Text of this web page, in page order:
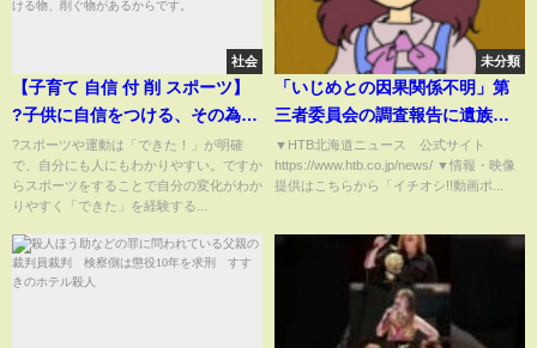
社会
【子育て 自信 付 削 スポーツ】
?子供に自信をつける、その為に
子育て時にはスポーツをすると
良い♪とお伝えしています。でも
選択は吟味が必要。理由はスポ
物があるからです。
?スポーツや運動は「できた！」が明確
で、自分にも人にもわかりやすい。ですか
らスポーツをすることで自分の変化がわか
りやすく「できた」を経験する...
未分類
「いじめとの因果関係不明」第
三者委員会の調査報告に遺族側
が反論 旭川・女子中学生凍死
▼HTB北海道ニュース 公式サイト
https://www.htb.co.jp/news/ ▼情報・映像
提供はこちらから「イチオシ!!動画ポ...